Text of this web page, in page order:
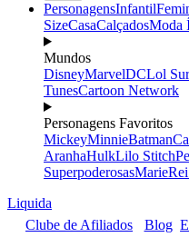
PersonagensInfantil
SizeCasaCalçadosModa
Mundos
DisneyMarvelDCLol
TunesCartoon Network
Personagens Favoritos
MickeyMinnieBatman
AranhaHulkLilo Stitch
SuperpoderosasMarie
Liquida
Clube de Afiliados
Blog